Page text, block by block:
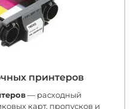
принтеров
— расходный
карт, пропусков и